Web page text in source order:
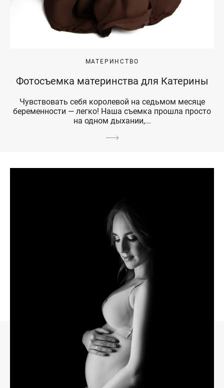
МАТЕРИНСТВО
Фотосъемка материнства для Катерины
Чувствовать себя королевой на седьмом месяце
беременности — легко! Наша съемка прошла просто
на одном дыхании,...